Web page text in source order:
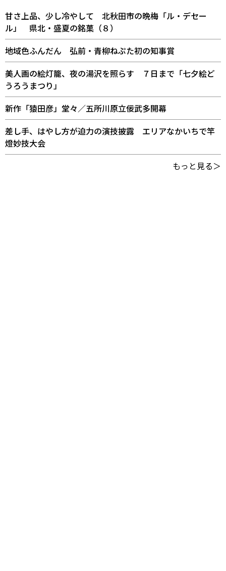
甘さ上品、少し冷やして 北秋田市の晩梅「ル・デセー
ル」 県北・盛夏の銘菓（８）
地域色ふんだん 弘前・青柳ねぷた初の知事賞
美人画の絵灯籠、夜の湯沢を照らす ７日まで「七夕絵ど
うろうまつり」
新作「猿田彦」堂々／五所川原立佞武多開幕
差し手、はやし方が迫力の演技披露 エリアなかいちで竿
燈妙技大会
もっと見る＞